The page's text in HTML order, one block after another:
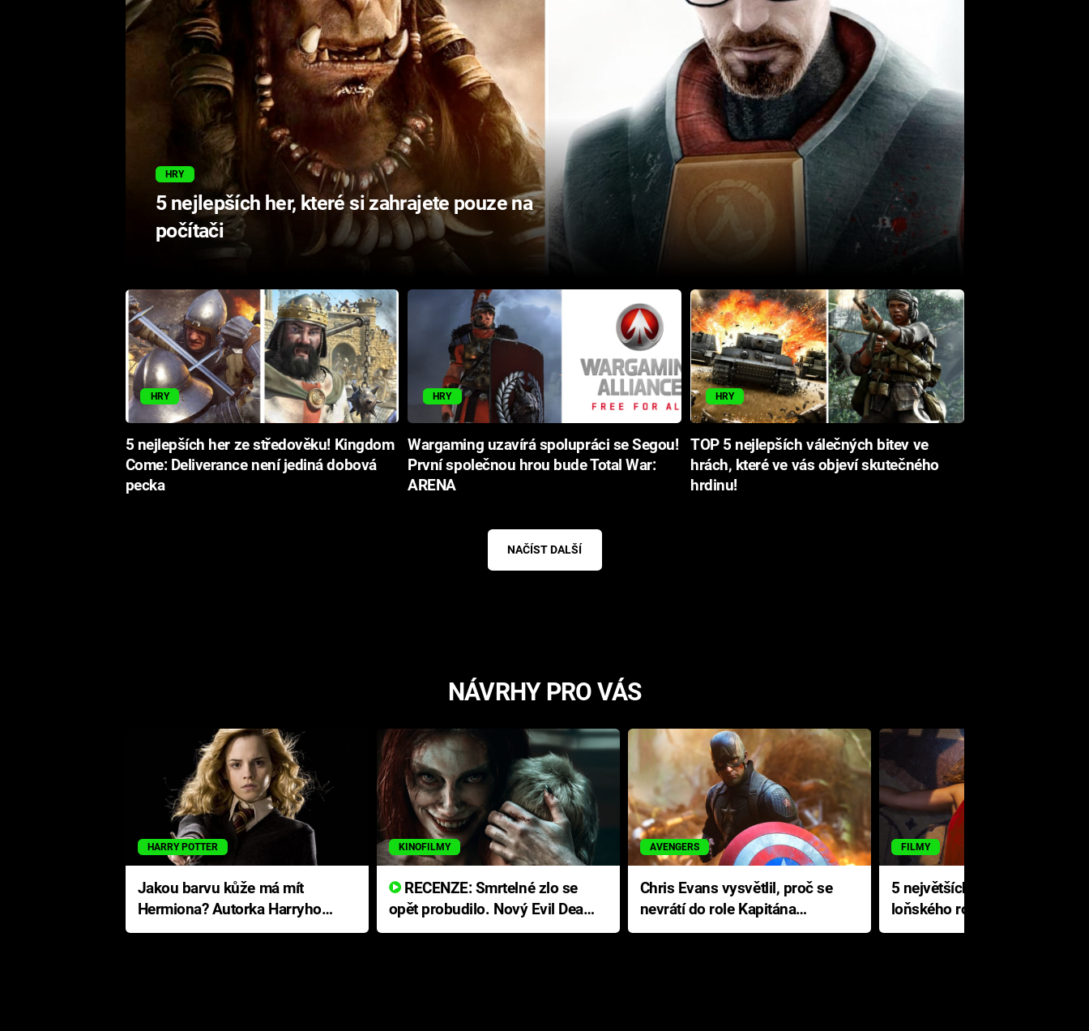
HRY
5 nejlepších her, které si zahrajete pouze na
počítači
HRY
5 nejlepších her ze středověku! Kingdom
Come: Deliverance není jediná dobová
pecka
HRY
Wargaming uzavírá spolupráci se Segou!
První společnou hrou bude Total War:
ARENA
HRY
TOP 5 nejlepších válečných bitev ve
hrách, které ve vás objeví skutečného
hrdinu!
NAČÍST DALŠÍ
NÁVRHY PRO VÁS
HARRY POTTER
Jakou barvu kůže má mít
Hermiona? Autorka Harryho
Pottera přišla s ráznou
KINOFILMY
RECENZE: Smrtelné zlo se
opět probudilo. Nový Evil Dead
přichází s neodolatelnou
AVENGERS
Chris Evans vysvětlil, proč se
nevrátí do role Kapitána
Ameriky
FILMY
5 největších propadáků
loňského roku: Disney na
jediné katastrofě prodělal 200